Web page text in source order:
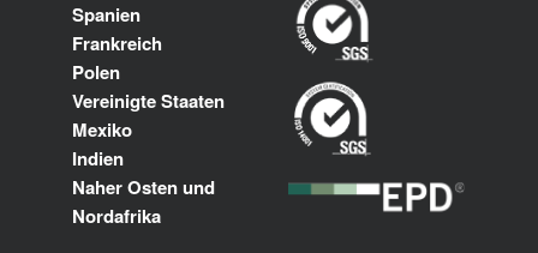
Spanien
Frankreich
Polen
Vereinigte Staaten
Mexiko
Indien
Naher Osten und
Nordafrika